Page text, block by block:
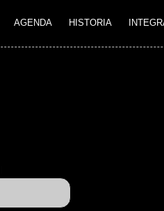
AGENDA HISTORIA